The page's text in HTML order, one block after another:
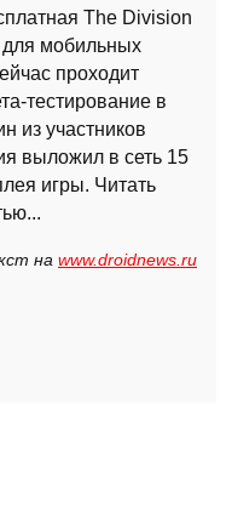
The Division
мобильных
проходит
тестирование в
из участников
выложил в сеть 15
игры. Читать
на www.droidnews.ru